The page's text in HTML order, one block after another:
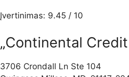
Įvertinimas: 9.45 / 10
„Continental
3706 Crondall Ln Ste 104